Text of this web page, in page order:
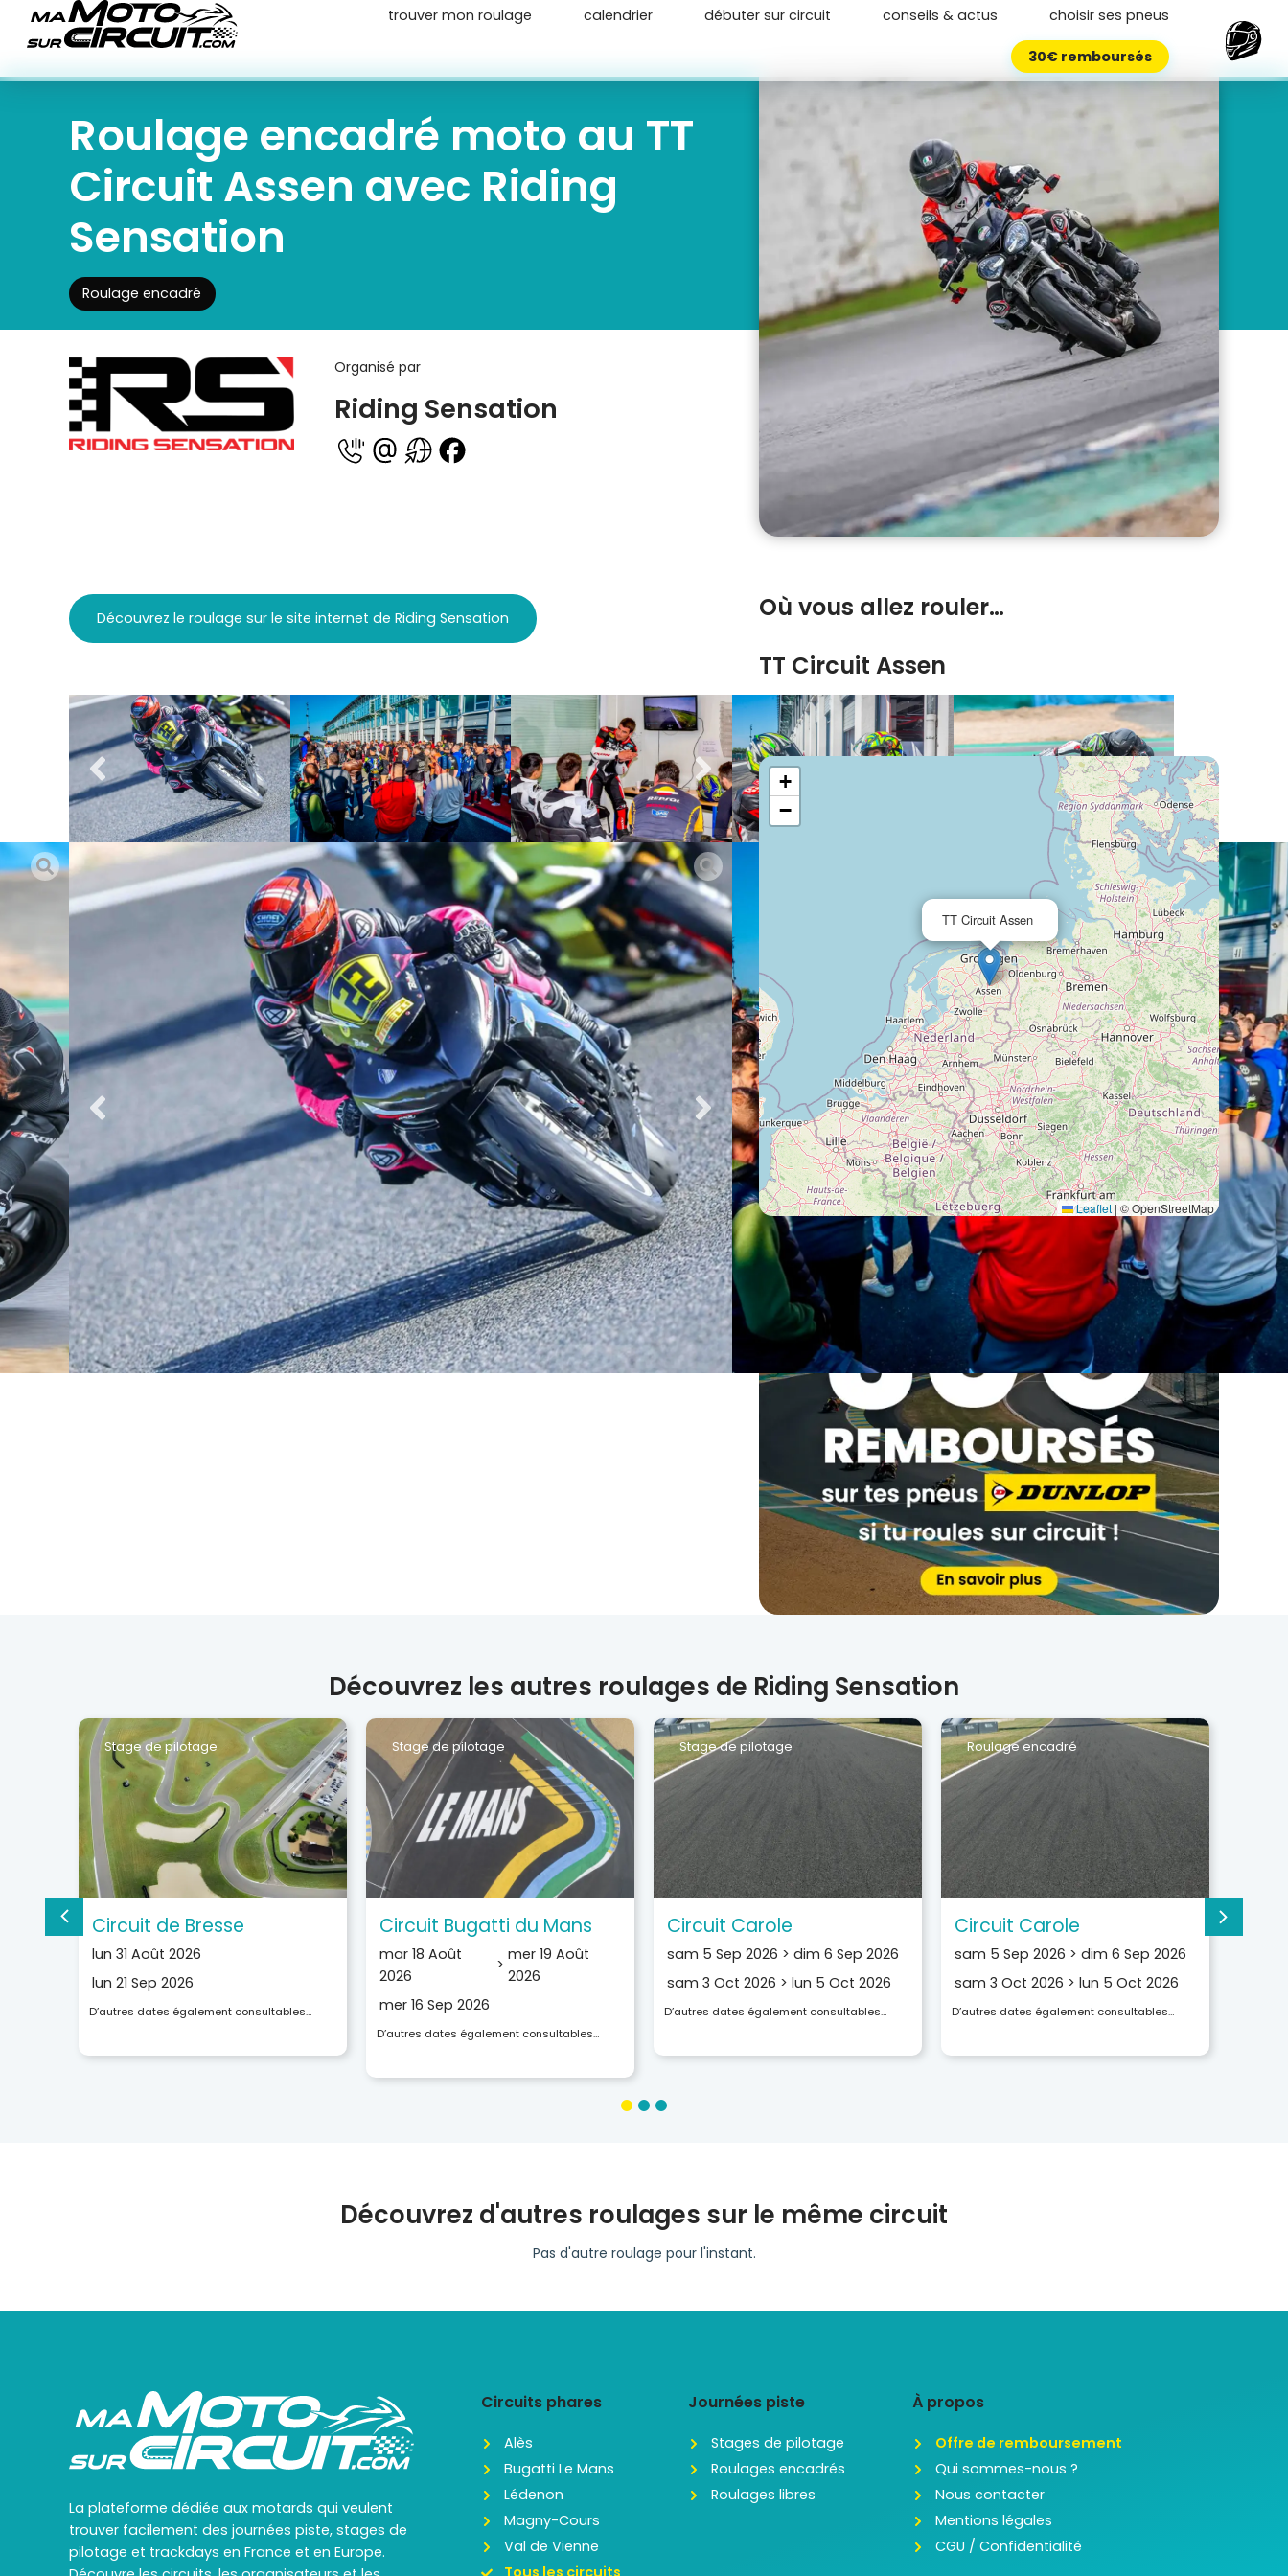
trouver mon roulage calendrier débuter sur circuit conseils & actus choisir ses pneus
30€ remboursés
Roulage encadré moto au TT
Circuit Assen avec Riding
Sensation
Roulage encadré
Organisé par
Riding Sensation
Découvrez le roulage sur le site internet de Riding Sensation
Où vous allez rouler…
TT Circuit Assen
Découvrir le circuit
TT Circuit Assen
+
−
Leaflet | © OpenStreetMap
Découvrez les autres roulages de Riding Sensation
Stage de pilotage
Circuit de Bresse
lun 31 Août 2026
lun 21 Sep 2026
D’autres dates également consultables…
Stage de pilotage
Circuit Bugatti du Mans
mar 18 Août
2026
>
mer 19 Août
2026
mer 16 Sep 2026
D’autres dates également consultables…
Stage de pilotage
Circuit Carole
sam 5 Sep 2026 > dim 6 Sep 2026
sam 3 Oct 2026 > lun 5 Oct 2026
D’autres dates également consultables…
Roulage encadré
Circuit Carole
sam 5 Sep 2026 > dim 6 Sep 2026
sam 3 Oct 2026 > lun 5 Oct 2026
D’autres dates également consultables…
Découvrez d'autres roulages sur le même circuit
Pas d'autre roulage pour l'instant.
La plateforme dédiée aux motards qui veulent
trouver facilement des journées piste, stages de
pilotage et trackdays en France et en Europe.
Circuits phares
Alès
Bugatti Le Mans
Lédenon
Magny-Cours
Val de Vienne
Journées piste
Stages de pilotage
Roulages encadrés
Roulages libres
À propos
Offre de remboursement
Qui sommes-nous ?
Nous contacter
Mentions légales
CGU / Confidentialité